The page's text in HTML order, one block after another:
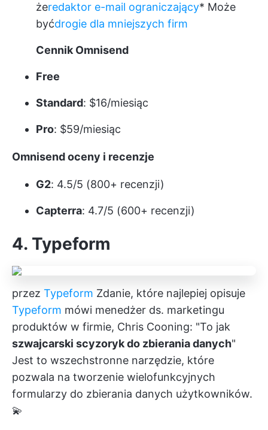
żeredaktor e-mail ograniczający* Może
byćdrogie dla mniejszych firm
Cennik Omnisend
Free
Standard: $16/miesiąc
Pro: $59/miesiąc
Omnisend oceny i recenzje
G2: 4.5/5 (800+ recenzji)
Capterra: 4.7/5 (600+ recenzji)
4. Typeform
przez Typeform Zdanie, które najlepiej opisuje
Typeform mówi menedżer ds. marketingu
produktów w firmie, Chris Cooning: "To jak
szwajcarski scyzoryk do zbierania danych"
Jest to wszechstronne narzędzie, które
pozwala na tworzenie wielofunkcyjnych
formularzy do zbierania danych użytkowników.
💫